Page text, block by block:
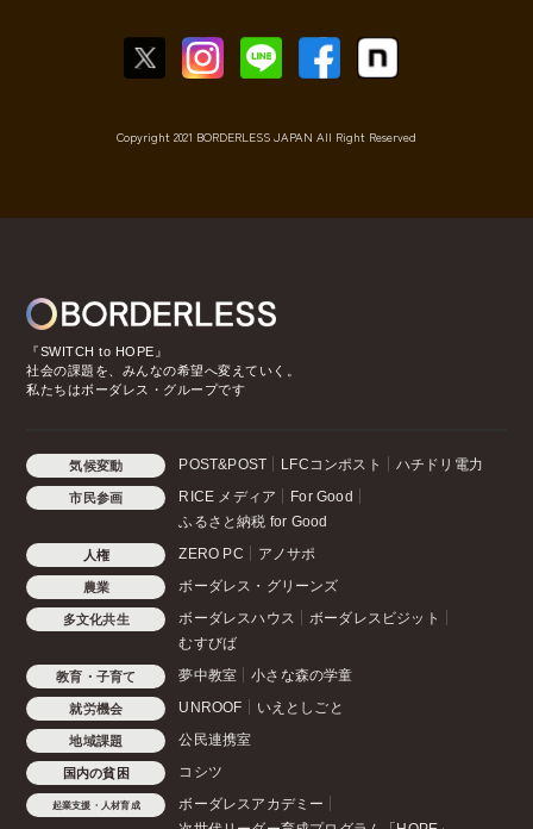
Copyright 2021 BORDERLESS JAPAN All Right Reserved
『SWITCH to HOPE』
社会の課題を、みんなの希望へ変えていく。
私たちはボーダレス・グループです
気候変動 POST&POST LFCコンポスト ハチドリ電力
市民参画 RICE メディア
For Good
ふるさと納税 for Good
人権 ZERO PC アノサポ
農業 ボーダレス・グリーンズ
多文化共生 ボーダレスハウス
ボーダレスビジット
むすびば
教育・子育て 夢中教室 小さな森の学童
就労機会 UNROOF いえとしごと
地域課題 公民連携室
国内の貧困 コシツ
起業支援・人材育成
ボーダレスアカデミー